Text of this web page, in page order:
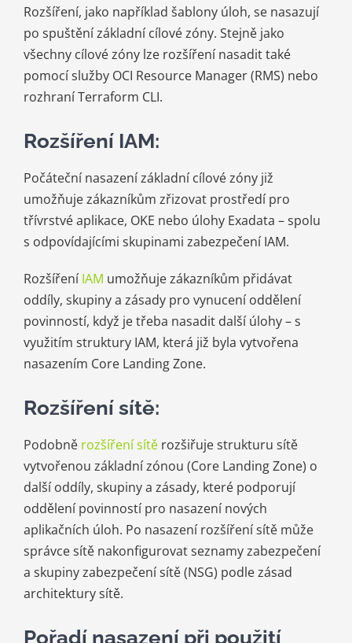
Rozšíření, jako například šablony úloh, se nasazují
po spuštění základní cílové zóny. Stejně jako
všechny cílové zóny lze rozšíření nasadit také
pomocí služby OCI Resource Manager (RMS) nebo
rozhraní Terraform CLI.
Rozšíření IAM:
Počáteční nasazení základní cílové zóny již
umožňuje zákazníkům zřizovat prostředí pro
třívrstvé aplikace, OKE nebo úlohy Exadata – spolu
s odpovídajícími skupinami zabezpečení IAM.
Rozšíření IAM umožňuje zákazníkům přidávat
oddíly, skupiny a zásady pro vynucení oddělení
povinností, když je třeba nasadit další úlohy – s
využitím struktury IAM, která již byla vytvořena
nasazením Core Landing Zone.
Rozšíření sítě:
Podobně rozšíření sítěrozšiřuje strukturu sítě
vytvořenou základní zónou (Core Landing Zone) o
další oddíly, skupiny a zásady, které podporují
oddělení povinností pro nasazení nových
aplikačních úloh. Po nasazení rozšíření sítě může
správce sítě nakonfigurovat seznamy zabezpečení
a skupiny zabezpečení sítě (NSG) podle zásad
architektury sítě.
Pořadí nasazení při použití